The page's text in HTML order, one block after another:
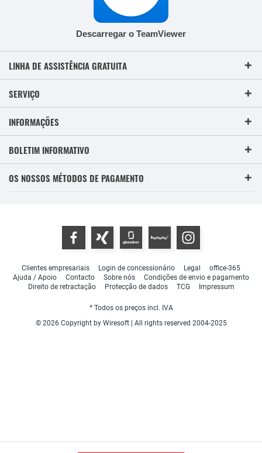
Descarregar o TeamViewer
LINHA DE ASSISTÊNCIA GRATUITA
SERVIÇO
INFORMAÇÕES
BOLETIM INFORMATIVO
OS NOSSOS MÉTODOS DE PAGAMENTO
Clientes empresariais Login de concessionário Legal
office-365
Ajuda / Apoio
Contacto Sobre nós
Condições de envio e pagamento
Direito de retractação
Protecção de dados TCG Impressum
* Todos os preços incl. IVA
© 2026 Copyright by Wiresoft | All rights reserved 2004-2025